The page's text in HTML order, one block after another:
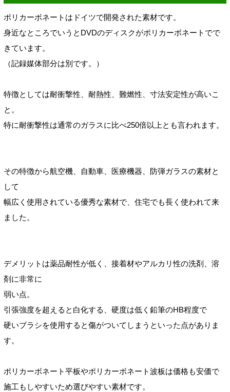
ポリカーボネートはドイツで開発された素材です。
身近なところでいうとDVDのディスクがポリカーボネートでで
きています。
（記録媒体部分は別です。
）
特徴としては耐衝撃性、耐熱性、難燃性、寸法安定性が高いこ
と。
特に耐衝撃性は通常のガラスに比べ250倍以上とも言われます。
その特徴から航空機、自動車、医療機器、防弾ガラスの素材と
して
幅広く使用されている優秀な素材で、住宅でも長く使われて来
ました。
デメリットは薬品耐性が低く、接着材やアルカリ性の洗剤、溶
剤に非常に
弱い点。
引張強度を超えると白化する、硬度は低く鉛筆のHB程度で
硬いブラシを使用すると傷がついてしまうといった点がありま
す。
ポリカーボネート平板やポリカーボネート波板は価格も安価で
施工もしやすいため選びやすい素材です。